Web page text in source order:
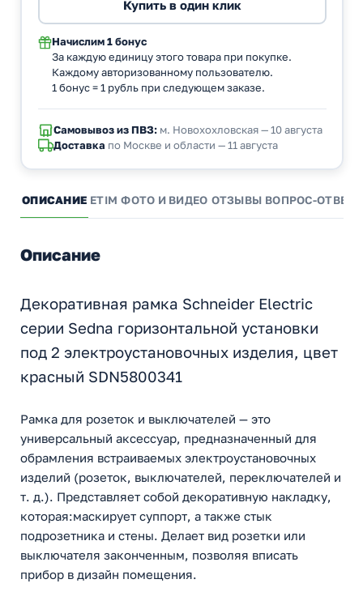
Начислим 1 бонус
За каждую единицу этого товара при покупке.
Каждому авторизованному пользователю.
1 бонус = 1 рубль при следующем заказе.
Самовывоз из ПВЗ:м. Новохохловская — 10 августа
Доставка по Москве и области — 11 августа
ОПИСАНИЕ ETIM ФОТО И ВИДЕО ОТЗЫВЫ ВОПРОС-ОТВЕТ
Описание
Декоративная рамка Schneider Electric
серии Sedna горизонтальной установки
под 2 электроустановочных изделия, цвет
красный SDN5800341
Рамка для розеток и выключателей — это
универсальный аксессуар, предназначенный для
обрамления встраиваемых электроустановочных
изделий (розеток, выключателей, переключателей и
т. д.). Представляет собой декоративную накладку,
которая:маскирует суппорт, а также стык
подрозетника и стены. Делает вид розетки или
выключателя законченным, позволяя вписать
прибор в дизайн помещения.